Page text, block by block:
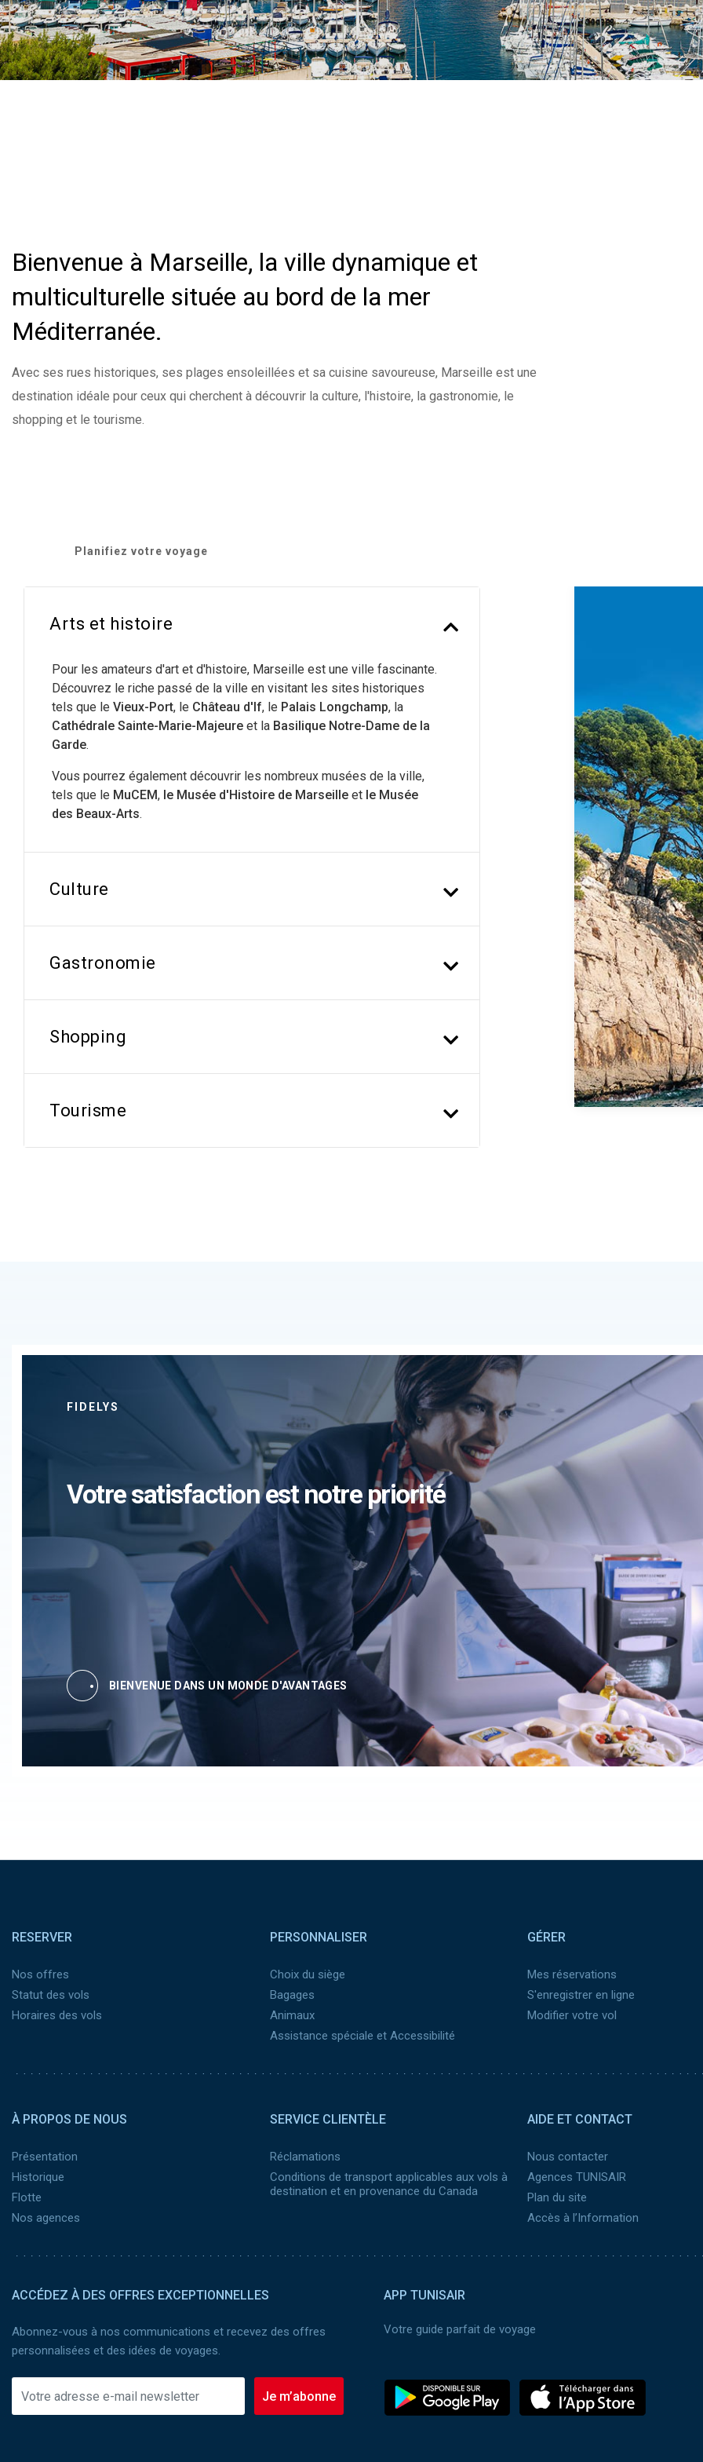
Bienvenue à Marseille, la ville dynamique et
multiculturelle située au bord de la mer
Méditerranée.
Avec ses rues historiques, ses plages ensoleillées et sa cuisine savoureuse, Marseille est une
destination idéale pour ceux qui cherchent à découvrir la culture, l'histoire, la gastronomie, le
shopping et le tourisme.
Planifiez votre voyage
Arts et histoire
Pour les amateurs d'art et d'histoire, Marseille est une ville fascinante.
Découvrez le riche passé de la ville en visitant les sites historiques
tels que le Vieux-Port, le Château d'If, le Palais Longchamp, la
Cathédrale Sainte-Marie-Majeure et la Basilique Notre-Dame de la
Garde.
Vous pourrez également découvrir les nombreux musées de la ville,
tels que le MuCEM, le Musée d'Histoire de Marseille et le Musée
des Beaux-Arts.
Culture
Gastronomie
Shopping
Tourisme
FIDELYS
Votre satisfaction est notre priorité
BIENVENUE DANS UN MONDE D'AVANTAGES
RESERVER
Nos offres
Statut des vols
Horaires des vols
PERSONNALISER
Choix du siège
Bagages
Animaux
Assistance spéciale et Accessibilité
GÉRER
Mes réservations
S'enregistrer en ligne
Modifier votre vol
À PROPOS DE NOUS
Présentation
Historique
Flotte
Nos agences
SERVICE CLIENTÈLE
Réclamations
Conditions de transport applicables aux vols à
destination et en provenance du Canada
AIDE ET CONTACT
Nous contacter
Agences TUNISAIR
Plan du site
Accès à l’Information
ACCÉDEZ À DES OFFRES EXCEPTIONNELLES
Abonnez-vous à nos communications et recevez des offres
personnalisées et des idées de voyages.
Je m’abonne
APP TUNISAIR
Votre guide parfait de voyage